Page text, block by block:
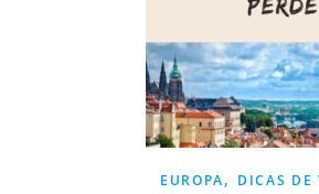
EUROPA, DICAS DE